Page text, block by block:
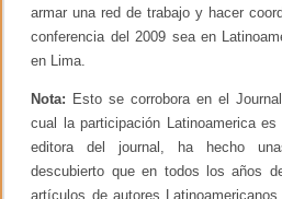
armar una red de trabajo y hacer
conferencia del 2009 sea en
en Lima.
Nota: Esto se corrobora en el
cual la participación Latinoamerica
editora del journal, ha hecho
descubierto que en todos los años
artículos de autores